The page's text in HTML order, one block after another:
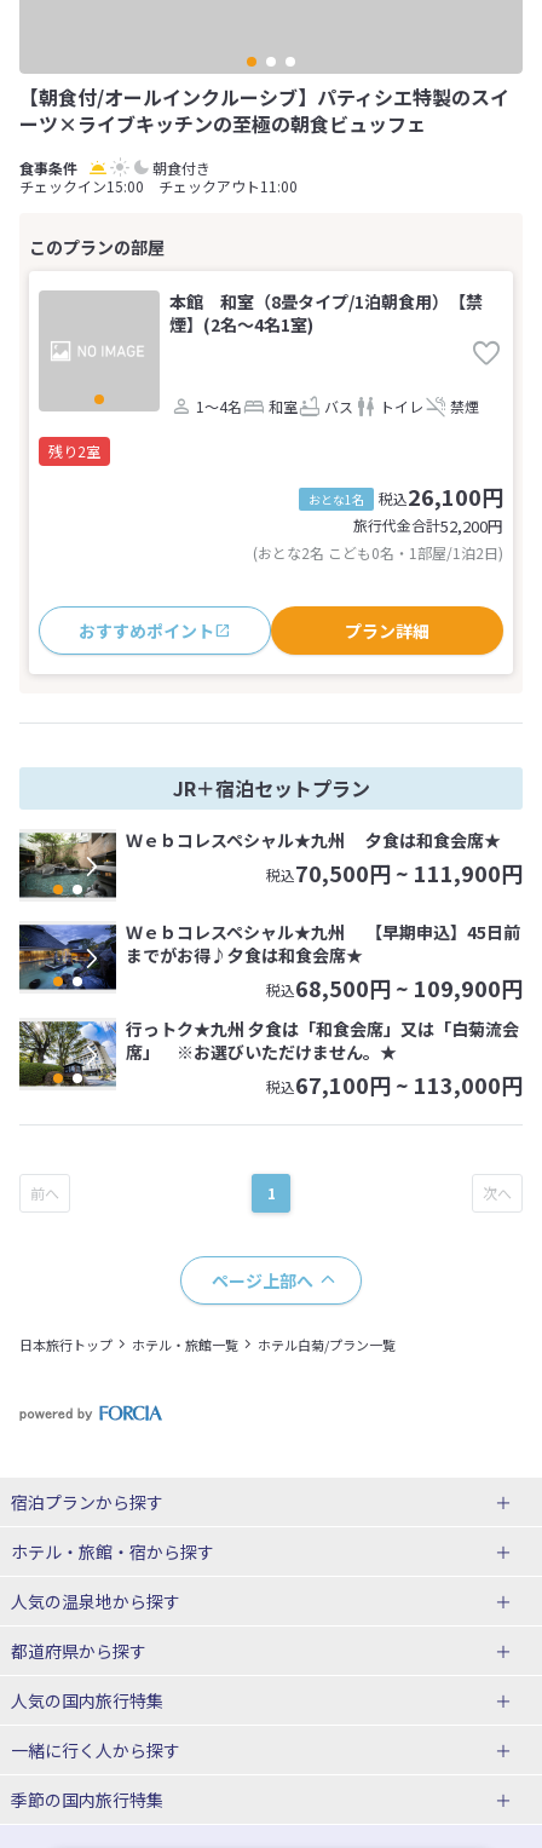
【朝食付/オールインクルーシブ】パティシエ特製のスイ
ーツ×ライブキッチンの至極の朝食ビュッフェ
朝食付き
チェックイン15:00 チェックアウト11:00
本館 和室（8畳タイプ/1泊朝食用）【禁
煙】(2名～4名1室)
1～4名 和室 バス トイレ 禁煙
残り2室
おとな1名 税込26,100円
旅行代金合計52,200円
(おとな2名 こども0名・1部屋/1泊2日)
おすすめポイント プラン詳細
JR＋宿泊セットプラン
Ｗｅｂコレスペシャル★九州 夕食は和食会席★
税込70,500円 ~ 111,900円
Ｗｅｂコレスペシャル★九州 【早期申込】45日前
までがお得♪夕食は和食会席★
税込68,500円 ~ 109,900円
行っトク★九州 夕食は「和食会席」又は「白菊流会
席」 ※お選びいただけません。★
税込67,100円 ~ 113,000円
1
ページ上部へ
日本旅行トップ ホテル・旅館一覧 ホテル白菊/プラン一覧
宿泊プランから探す
北海道
東北
青森県
宮城県
山形県
関東
ホテル・旅館・宿から探す
北海道ホテル・旅館
青森県ホテル・旅館
宮城県ホテル・旅館
山形県ホテル・旅館
人気の温泉地から探す
北海道
湯の川温泉(北海道)
十勝川温泉(北海道)
洞爺湖温泉(北海道)
都道府県から探す
北海道旅行・ツアー
東北
人気の国内旅行特集
東京ディズニーリゾート®への旅
ユニバーサル・スタジオ・ジャパ
一緒に行く人から探す
一人旅 国内版
季節の国内旅行特集